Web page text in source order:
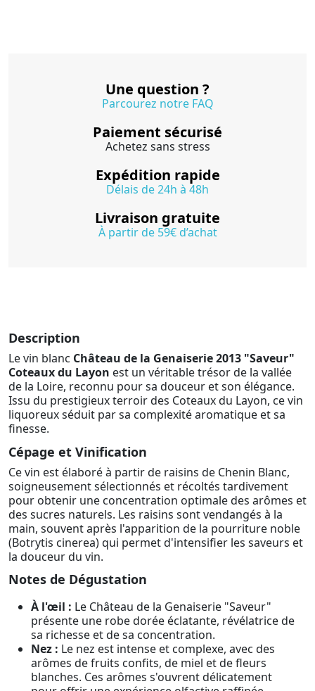
Une question ?
Parcourez notre FAQ
Paiement sécurisé
Achetez sans stress
Expédition rapide
Délais de 24h à 48h
Livraison gratuite
À partir de 59€ d’achat
Description
Le vin blanc Château de la Genaiserie 2013 "Saveur"
Coteaux du Layon est un véritable trésor de la vallée
de la Loire, reconnu pour sa douceur et son élégance.
Issu du prestigieux terroir des Coteaux du Layon, ce vin
liquoreux séduit par sa complexité aromatique et sa
finesse.
Cépage et Vinification
Ce vin est élaboré à partir de raisins de Chenin Blanc,
soigneusement sélectionnés et récoltés tardivement
pour obtenir une concentration optimale des arômes et
des sucres naturels. Les raisins sont vendangés à la
main, souvent après l'apparition de la pourriture noble
(Botrytis cinerea) qui permet d'intensifier les saveurs et
la douceur du vin.
Notes de Dégustation
À l'œil : Le Château de la Genaiserie "Saveur"
présente une robe dorée éclatante, révélatrice de
sa richesse et de sa concentration.
Nez : Le nez est intense et complexe, avec des
arômes de fruits confits, de miel et de fleurs
blanches. Ces arômes s'ouvrent délicatement